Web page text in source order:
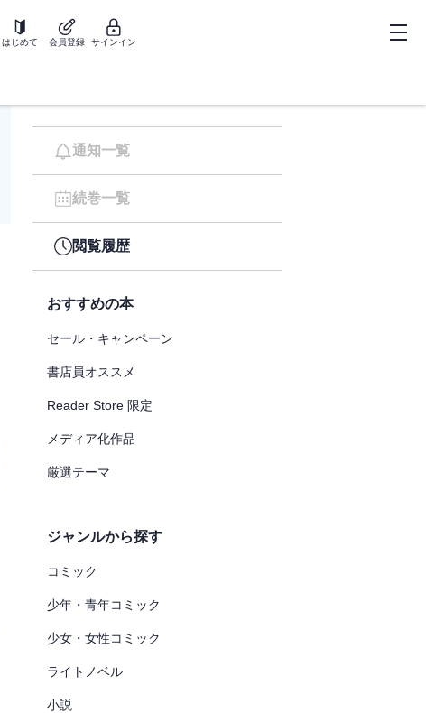
はじめて 会員登録 サインイン
通知一覧
続巻一覧
閲覧履歴
おすすめの本
セール・キャンペーン
書店員オススメ
Reader Store 限定
メディア化作品
厳選テーマ
ジャンルから探す
コミック
少年・青年コミック
少女・女性コミック
ライトノベル
小説